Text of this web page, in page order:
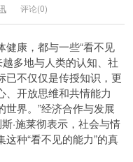
评论(0)
康，都与一些“看不见
多地与人类的认知、社
已不仅仅是传授知识，更
、开放思维和共情能力
界。”经济合作与发展
·施莱彻表示，社会与情
种“看不见的能力”的真